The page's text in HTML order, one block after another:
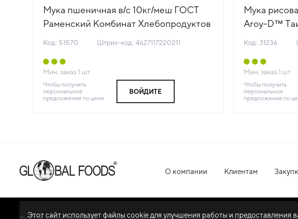
Мука пшеничная в/с 10кг/меш ГОСТ
Раменский Комбинат Хлебопродуктов
Код: 51570 Штрих-код: 4627117220211
Мин. заказ 1 шт
Чтобы получить
персональное
предложение по цене
ВОЙДИТЕ
Мука
Aroy-D™
Код: 31236
Мин. заказ 1 шт
Чтобы получить
персональное
предложение по
О компании Клиентам
Этот сайт использует файлы cookie для улучшения работы и предоставления